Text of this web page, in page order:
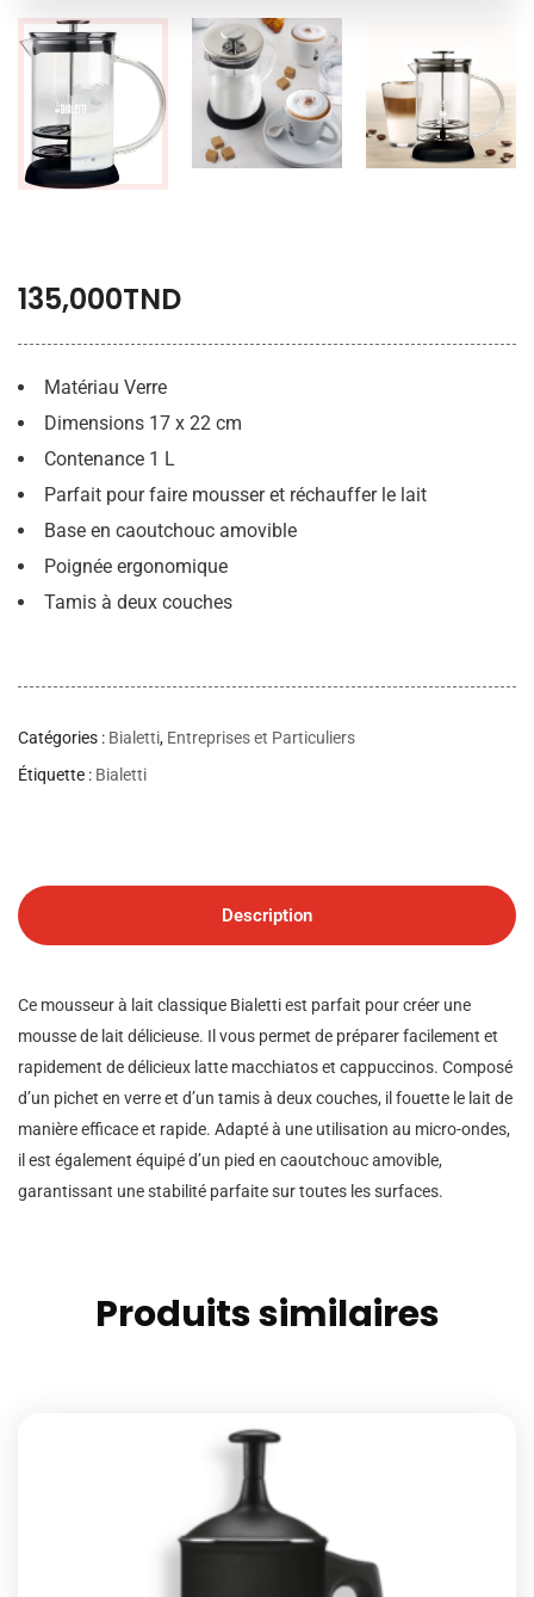
135,000TND
Matériau Verre
Dimensions 17 x 22 cm
Contenance 1 L
Parfait pour faire mousser et réchauffer le lait
Base en caoutchouc amovible
Poignée ergonomique
Tamis à deux couches
Catégories : Bialetti, Entreprises et Particuliers
Étiquette : Bialetti
Description
Ce mousseur à lait classique Bialetti est parfait pour créer une
mousse de lait délicieuse. Il vous permet de préparer facilement et
rapidement de délicieux latte macchiatos et cappuccinos. Composé
d’un pichet en verre et d’un tamis à deux couches, il fouette le lait de
manière efficace et rapide. Adapté à une utilisation au micro-ondes,
il est également équipé d’un pied en caoutchouc amovible,
garantissant une stabilité parfaite sur toutes les surfaces.
Produits similaires